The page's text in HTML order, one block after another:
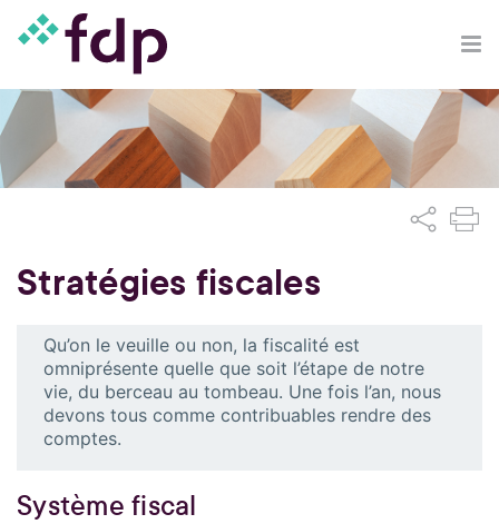
Stratégies fiscales
Qu’on le veuille ou non, la fiscalité est
omniprésente quelle que soit l’étape de notre
vie, du berceau au tombeau. Une fois l’an, nous
devons tous comme contribuables rendre des
comptes.
Système fiscal